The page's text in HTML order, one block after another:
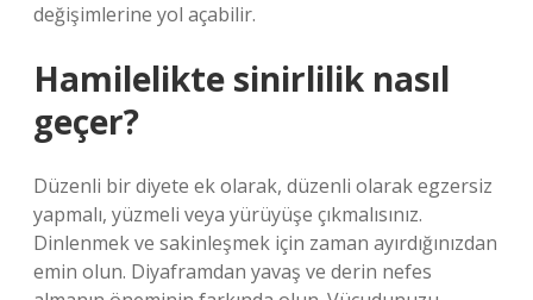
değişimlerine yol açabilir.
Hamilelikte sinirlilik nasıl
geçer?
Düzenli bir diyete ek olarak, düzenli olarak egzersiz
yapmalı, yüzmeli veya yürüyüşe çıkmalısınız.
Dinlenmek ve sakinleşmek için zaman ayırdığınızdan
emin olun. Diyaframdan yavaş ve derin nefes